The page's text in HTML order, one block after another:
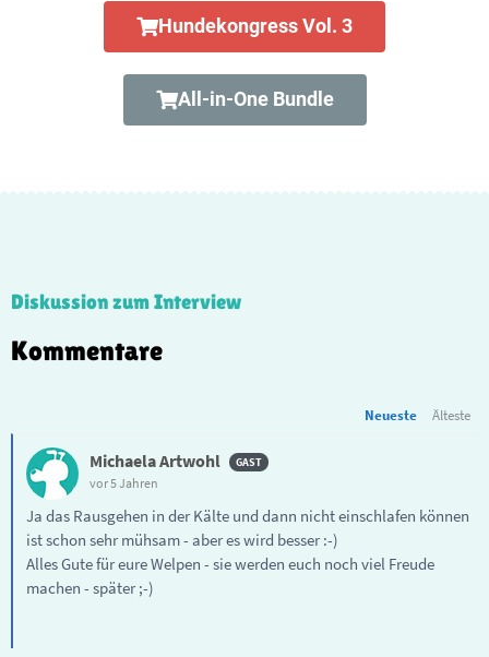
Hundekongress Vol. 3
All-in-One Bundle
Diskussion zum Interview
Kommentare
Neueste Älteste
Michaela Artwohl
vor 5 Jahren
Ja das Rausgehen in der Kälte und dann nicht einschlafen können
ist schon sehr mühsam - aber es wird besser :-)
Alles Gute für eure Welpen - sie werden euch noch viel Freude
machen - später ;-)